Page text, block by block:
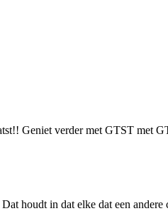
Geniet verder met GTST met
houdt in dat elke dat een